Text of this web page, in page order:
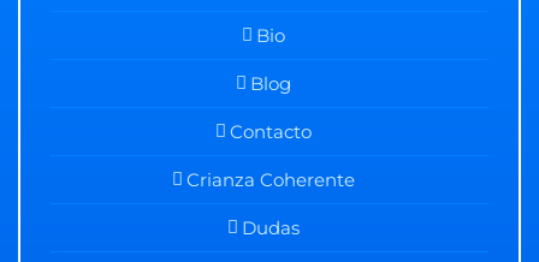
Bio
Blog
Contacto
Crianza Coherente
Dudas